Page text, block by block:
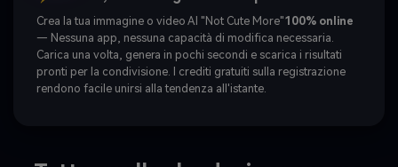
Crea la tua immagine o video AI "Not Cute More"100% online
— Nessuna app, nessuna capacità di modifica necessaria.
Carica una volta, genera in pochi secondi e scarica i risultati
pronti per la condivisione. I crediti gratuiti sulla registrazione
rendono facile unirsi alla tendenza all'istante.